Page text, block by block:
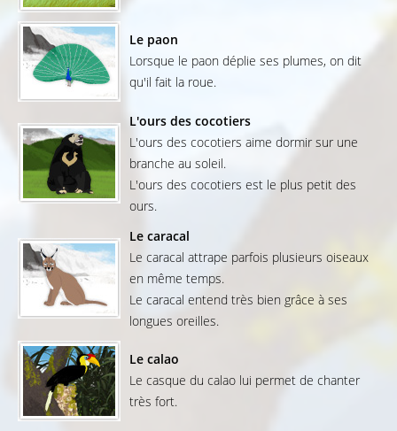
Le paon
Lorsque le paon déplie ses plumes, on dit
qu'il fait la roue.
L'ours des cocotiers
L'ours des cocotiers aime dormir sur une
branche au soleil.
L'ours des cocotiers est le plus petit des
ours.
Le caracal
Le caracal attrape parfois plusieurs oiseaux
en même temps.
Le caracal entend très bien grâce à ses
longues oreilles.
Le calao
Le casque du calao lui permet de chanter
très fort.